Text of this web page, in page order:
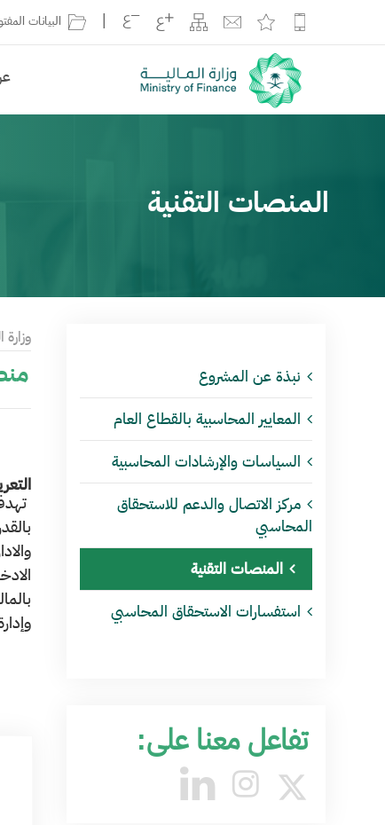
البيانات
المنصات التقنية
نبذة عن المشروع
المعايير المحاسبية بالقطاع العام
السياسات والإرشادات المحاسبية
مركز الاتصال والدعم للاستحقاق
المحاسبي
المنصات التقنية
استفسارات الاستحقاق المحاسبي
تفاعل معنا على:
وزارة